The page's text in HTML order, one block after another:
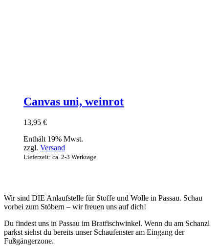
Canvas uni, weinrot
13,95 €
Enthält 19% Mwst.
zzgl. Versand
Lieferzeit: ca. 2-3 Werktage
Wir sind DIE Anlaufstelle für Stoffe und Wolle in Passau. Schau
vorbei zum Stöbern – wir freuen uns auf dich!
Du findest uns in Passau im Bratfischwinkel. Wenn du am Schanzl
parkst siehst du bereits unser Schaufenster am Eingang der
Fußgängerzone.